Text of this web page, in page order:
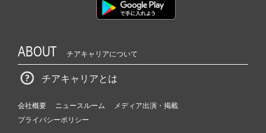
ABOUT チアキャリアについて
チアキャリアとは
会社概要 ニュースルーム
メディア出演・掲載
プライバシーポリシー